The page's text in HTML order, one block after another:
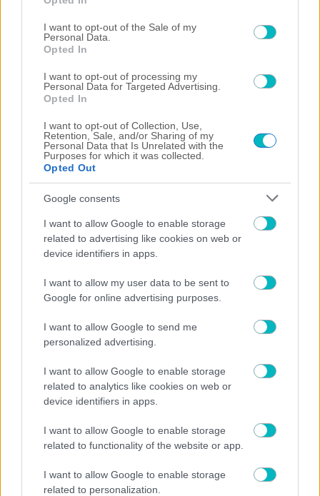
use your data for below specified purposes in below Google
consent section.
I want to opt-out of the Sale of my
Personal Data.
Opted In
I want to opt-out of processing my
Personal Data for Targeted Advertising.
Opted In
I want to opt-out of Collection, Use,
Retention, Sale, and/or Sharing of my
Personal Data that Is Unrelated with the
Purposes for which it was collected.
Opted Out
Google consents
I want to allow Google to enable storage
related to advertising like cookies on web or
device identifiers in apps.
I want to allow my user data to be sent to
Google for online advertising purposes.
I want to allow Google to send me
personalized advertising.
I want to allow Google to enable storage
related to analytics like cookies on web or
device identifiers in apps.
I want to allow Google to enable storage
related to functionality of the website or app.
I want to allow Google to enable storage
related to personalization.
ΠΟΔΟΣΦΑΙΡΟ ΑΕΚ
Με αυτόν τον αριθμό θα αγωνίζεται ο Μάγερ στην
ΠΟΔΟΣΦΑΙΡΟ ΑΕΚ
Η ατάκα του Ηλιόπουλο για Πινέδα στην παρουσίαση
του Μάγερ (VIDEO)